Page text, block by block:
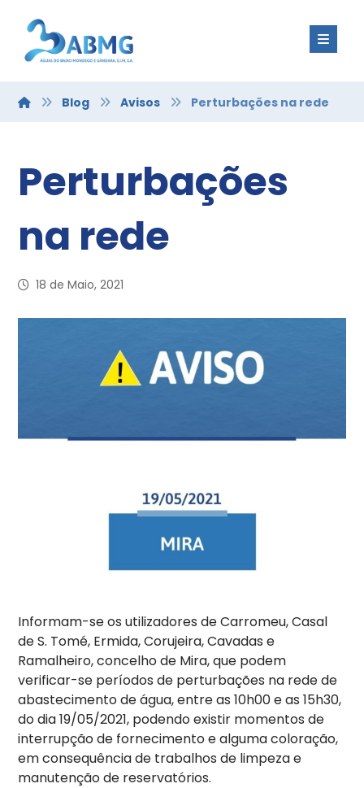
Blog Avisos Perturbações na rede
Perturbações
na rede
18 de Maio, 2021
Informam-se os utilizadores de Carromeu, Casal
de S. Tomé, Ermida, Corujeira, Cavadas e
Ramalheiro, concelho de Mira, que podem
verificar-se períodos de perturbações na rede de
abastecimento de água, entre as 10h00 e as 15h30,
do dia 19/05/2021, podendo existir momentos de
interrupção de fornecimento e alguma coloração,
em consequência de trabalhos de limpeza e
manutenção de reservatórios.